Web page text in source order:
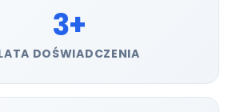
3+
DOŚWIADCZENIA